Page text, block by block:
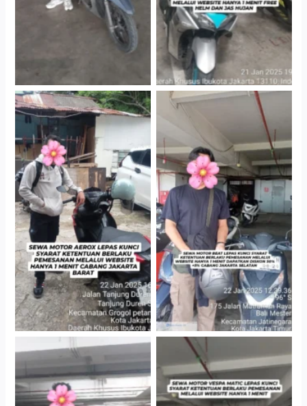
Cabang Jakarta Barat
Cityplaza Jatinegara
Gedung Parkir P6A